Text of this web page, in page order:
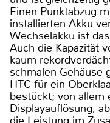
Einen Punktabzug
installierten Akku
Wechselakku ist
Auch die Kapazität
kaum
schmalen Gehäuse
HTC für ein
bestückt; von allem
Displayauflösung,